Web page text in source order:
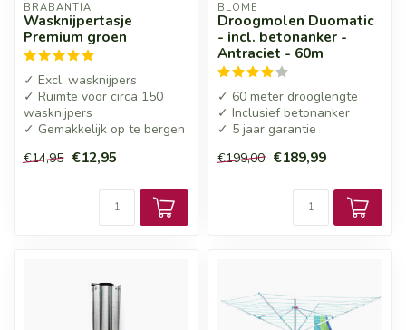
BRABANTIA
Wasknijpertasje
Premium groen
✓ Excl. wasknijpers
✓ Ruimte voor circa 150
wasknijpers
✓ Gemakkelijk op te bergen
€14,95 €12,95
BLOME
Droogmolen Duomatic
- incl. betonanker -
Antraciet - 60m
✓ 60 meter drooglengte
✓ Inclusief betonanker
✓ 5 jaar garantie
€199,00 €189,99